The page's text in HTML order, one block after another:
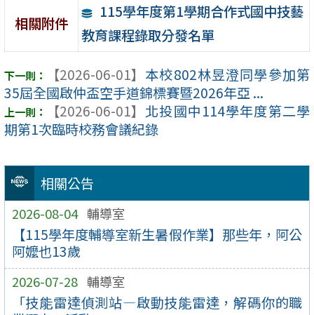
相關公告
2026-08-04 輔導室
【115學年度輔導室新生暑假作業】那些年，阿公
阿嬤也13歲
2026-07-28 輔導室
「技能雷達偵測站—啟動技能雷達，解碼你的職
相關附件
115學年度第1學期合作式國中技藝
教育課程錄取分發名單
【2026-06-01】 本校802林昱澄同學參加第
35屆全國啟仲盃空手道錦標賽暨2026年亞 ...
【2026-06-01】 北投國中114學年度第二學
期第1次臨時校務會議紀錄